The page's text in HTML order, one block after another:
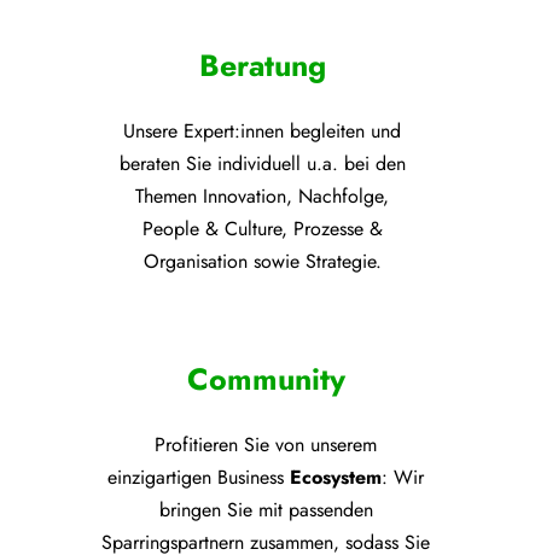
Beratung
Unsere Expert:innen begleiten und
beraten Sie individuell u.a. bei den
Themen Innovation, Nachfolge,
People & Culture, Prozesse &
Organisation sowie Strategie.
Community
Profitieren Sie von unserem
einzigartigen Business Ecosystem: Wir
bringen Sie mit passenden
Sparringspartnern zusammen, sodass Sie